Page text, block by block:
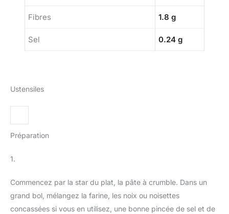
Fibres 1.8 g
Sel 0.24 g
Ustensiles
Préparation
1.
Commencez par la star du plat, la pâte à crumble. Dans un
grand bol, mélangez la farine, les noix ou noisettes
concassées si vous en utilisez, une bonne pincée de sel et de